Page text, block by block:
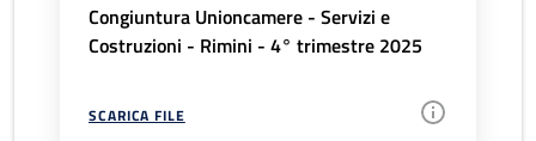
Congiuntura Unioncamere - Servizi e
Costruzioni - Rimini - 4° trimestre 2025
SCARICA FILE